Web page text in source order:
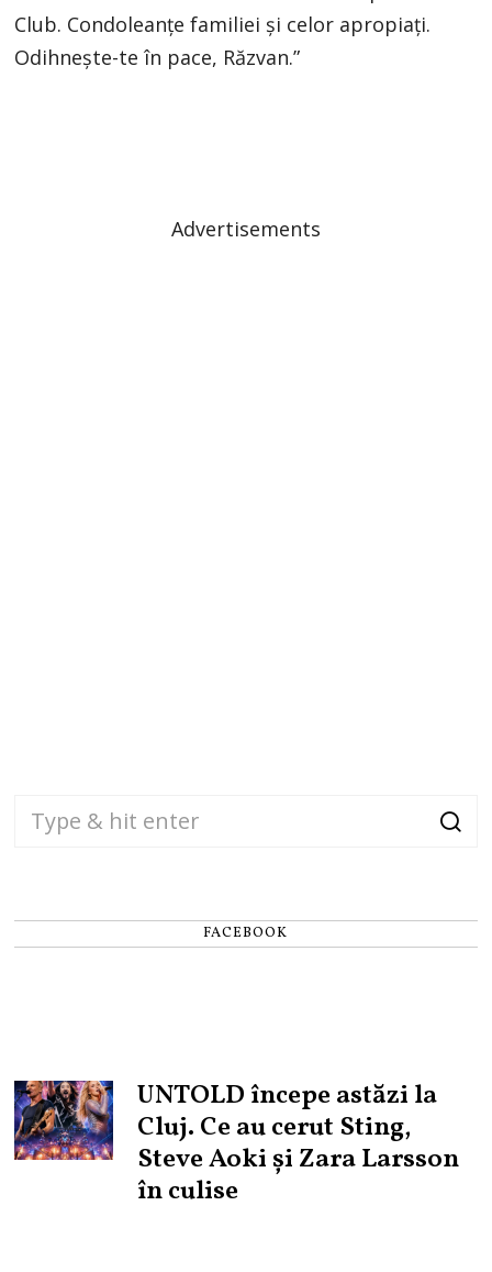
Club. Condoleanțe familiei și celor apropiați.
Odihnește-te în pace, Răzvan.”
Advertisements
FACEBOOK
UNTOLD începe astăzi la
Cluj. Ce au cerut Sting,
Steve Aoki și Zara Larsson
în culise